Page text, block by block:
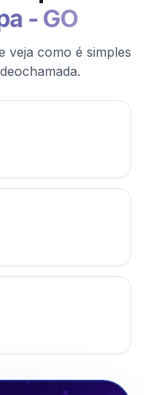
- GO
veja como é simples